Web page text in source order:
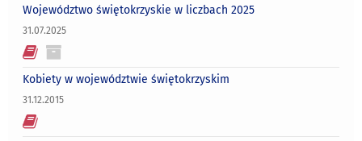
Województwo świętokrzyskie w liczbach 2025
31.07.2025
Kobiety w województwie świętokrzyskim
31.12.2015